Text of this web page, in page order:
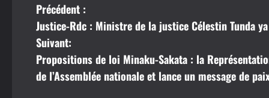
N
a
v
i
Précédent :
Justice-Rdc : Ministre de la justice Célestin Tunda
Suivant:
Propositions de loi Minaku-Sakata : la
de l’Assemblée nationale et lance un message de